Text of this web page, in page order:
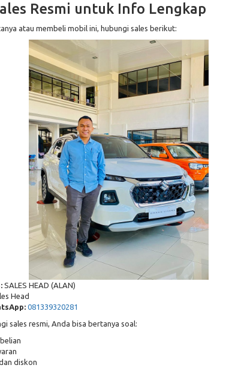
Resmi untuk Info Lengkap
atau membeli mobil ini, hubungi sales berikut:
SALES HEAD (ALAN)
Head
081339320281
sales resmi, Anda bisa bertanya soal:
diskon